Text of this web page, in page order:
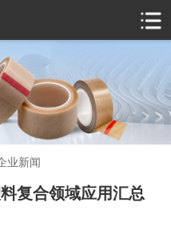
业新闻
复合领域应用汇总